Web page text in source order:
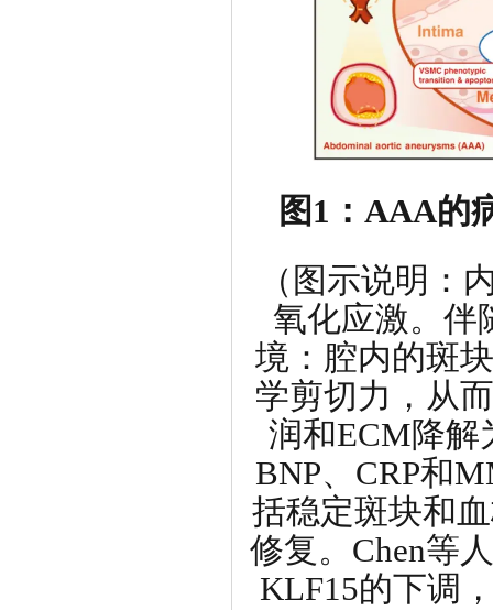
图1：AAA的
（图示说明：
氧化应激。伴
境：腔内的斑
学剪切力，从
润和ECM降解
BNP、CRP和
括稳定斑块和
修复。Chen等
KLF15的下调